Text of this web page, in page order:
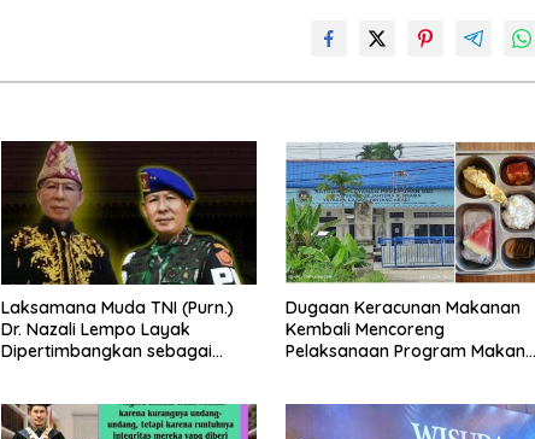
Laksamana Muda TNI (Purn.)
Dr. Nazali Lempo Layak
Dipertimbangkan sebagai
Berkompromi terhadap
Dugaan Keracunan Makanan
Kembali Mencoreng
Pelaksanaan Program Makan
Dumai